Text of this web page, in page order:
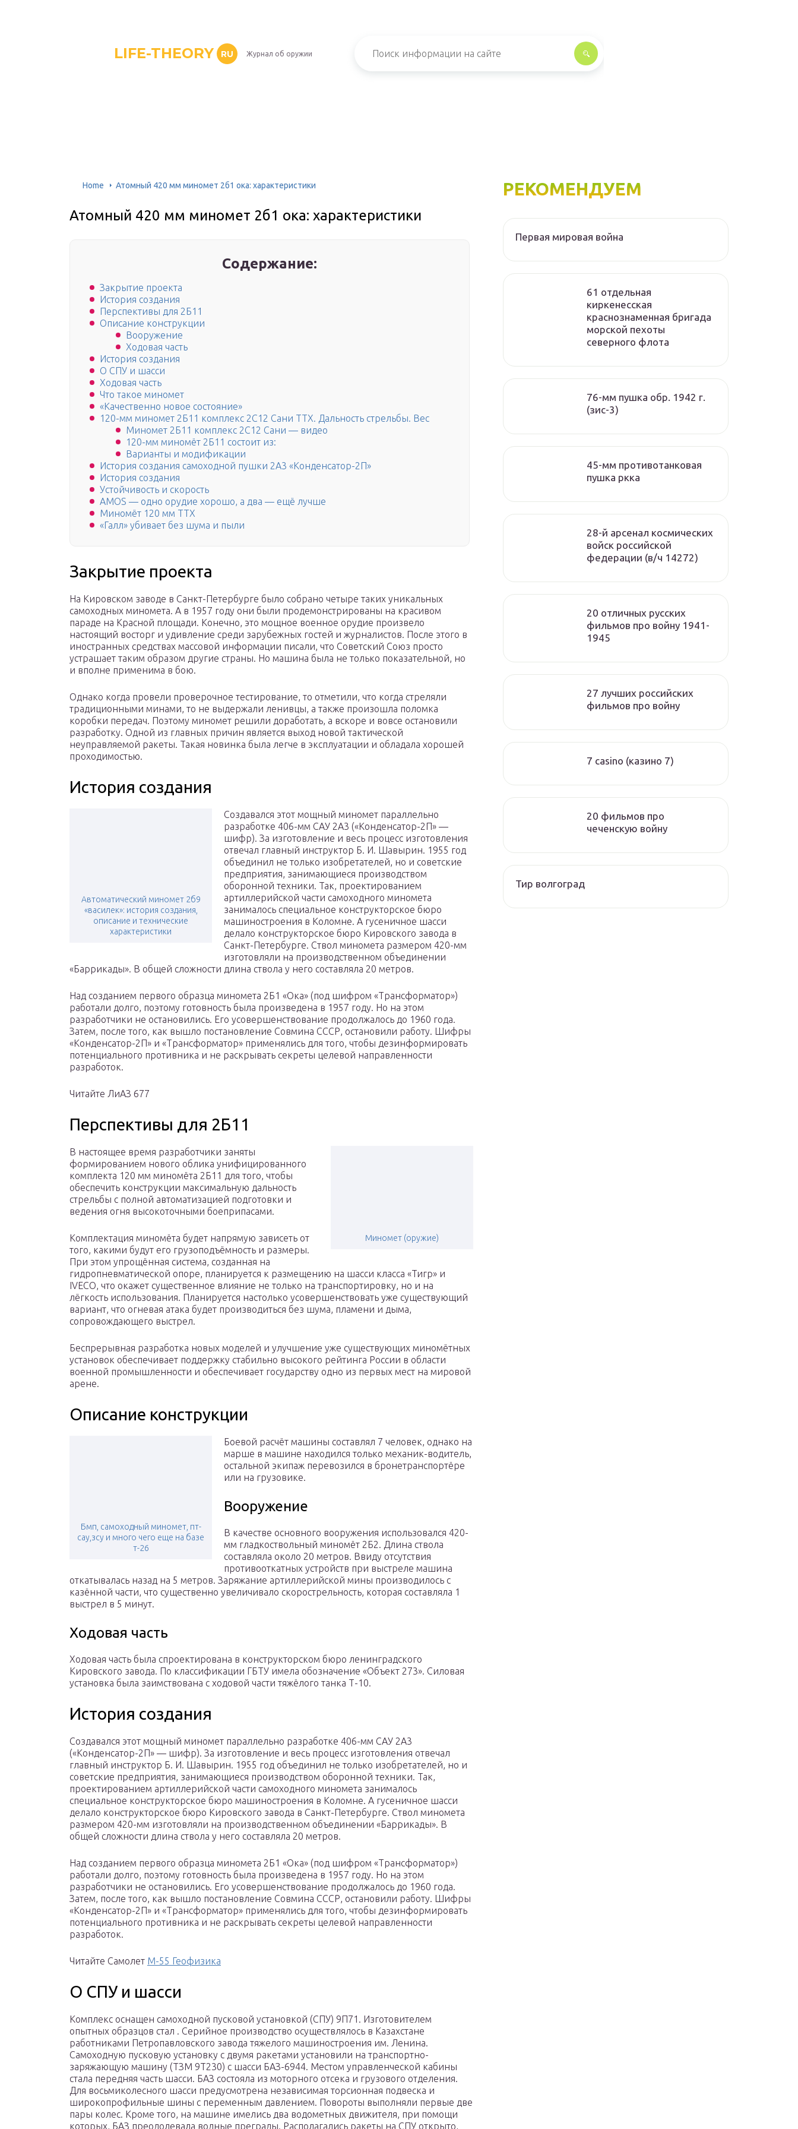
LIFE-THEORY RU Журнал об оружии
Home Атомный 420 мм миномет 2б1 ока: характеристики
Атомный 420 мм миномет 2б1 ока: характеристики
Содержание:
Закрытие проекта
История создания
Перспективы для 2Б11
Описание конструкции
Вооружение
Ходовая часть
История создания
О СПУ и шасси
Ходовая часть
Что такое миномет
«Качественно новое состояние»
120-мм миномет 2Б11 комплекс 2С12 Сани ТТХ. Дальность стрельбы. Вес
Миномет 2Б11 комплекс 2С12 Сани — видео
120-мм миномёт 2Б11 состоит из:
Варианты и модификации
История создания самоходной пушки 2А3 «Конденсатор-2П»
История создания
Устойчивость и скорость
AMOS — одно орудие хорошо, а два — ещё лучше
Миномёт 120 мм ТТХ
«Галл» убивает без шума и пыли
Закрытие проекта
На Кировском заводе в Санкт-Петербурге было собрано четыре таких уникальных
самоходных миномета. А в 1957 году они были продемонстрированы на красивом
параде на Красной площади. Конечно, это мощное военное орудие произвело
настоящий восторг и удивление среди зарубежных гостей и журналистов. После этого в
иностранных средствах массовой информации писали, что Советский Союз просто
устрашает таким образом другие страны. Но машина была не только показательной, но
и вполне применима в бою.
Однако когда провели проверочное тестирование, то отметили, что когда стреляли
традиционными минами, то не выдержали ленивцы, а также произошла поломка
коробки передач. Поэтому миномет решили доработать, а вскоре и вовсе остановили
разработку. Одной из главных причин является выход новой тактической
неуправляемой ракеты. Такая новинка была легче в эксплуатации и обладала хорошей
проходимостью.
История создания
Автоматический миномет 2б9
«василек»: история создания,
описание и технические
характеристики
Создавался этот мощный миномет параллельно
разработке 406-мм САУ 2А3 («Конденсатор-2П» —
шифр). За изготовление и весь процесс изготовления
отвечал главный инструктор Б. И. Шавырин. 1955 год
объединил не только изобретателей, но и советские
предприятия, занимающиеся производством
оборонной техники. Так, проектированием
артиллерийской части самоходного миномета
занималось специальное конструкторское бюро
машиностроения в Коломне. А гусеничное шасси
делало конструкторское бюро Кировского завода в
Санкт-Петербурге. Ствол миномета размером 420-мм
изготовляли на производственном объединении
«Баррикады». В общей сложности длина ствола у него составляла 20 метров.
Над созданием первого образца миномета 2Б1 «Ока» (под шифром «Трансформатор»)
работали долго, поэтому готовность была произведена в 1957 году. Но на этом
разработчики не остановились. Его усовершенствование продолжалось до 1960 года.
Затем, после того, как вышло постановление Совмина СССР, остановили работу. Шифры
«Конденсатор-2П» и «Трансформатор» применялись для того, чтобы дезинформировать
потенциального противника и не раскрывать секреты целевой направленности
разработок.
Читайте ЛиАЗ 677
Перспективы для 2Б11
Миномет (оружие)
В настоящее время разработчики заняты
формированием нового облика унифицированного
комплекта 120 мм миномёта 2Б11 для того, чтобы
обеспечить конструкции максимальную дальность
стрельбы с полной автоматизацией подготовки и
ведения огня высокоточными боеприпасами.
Комплектация миномёта будет напрямую зависеть от
того, какими будут его грузоподъёмность и размеры.
При этом упрощённая система, созданная на
гидропневматической опоре, планируется к размещению на шасси класса «Тигр» и
IVECO, что окажет существенное влияние не только на транспортировку, но и на
лёгкость использования. Планируется настолько усовершенствовать уже существующий
вариант, что огневая атака будет производиться без шума, пламени и дыма,
сопровождающего выстрел.
Беспрерывная разработка новых моделей и улучшение уже существующих миномётных
установок обеспечивает поддержку стабильно высокого рейтинга России в области
военной промышленности и обеспечивает государству одно из первых мест на мировой
арене.
Описание конструкции
Бмп, самоходный миномет, пт-
сау,зсу и много чего еще на базе
т-26
Боевой расчёт машины составлял 7 человек, однако на
марше в машине находился только механик-водитель,
остальной экипаж перевозился в бронетранспортёре
или на грузовике.
Вооружение
В качестве основного вооружения использовался 420-
мм гладкоствольный миномёт 2Б2. Длина ствола
составляла около 20 метров. Ввиду отсутствия
противооткатных устройств при выстреле машина
откатывалась назад на 5 метров. Заряжание артиллерийской мины производилось с
казённой части, что существенно увеличивало скорострельность, которая составляла 1
выстрел в 5 минут.
Ходовая часть
Ходовая часть была спроектирована в конструкторском бюро ленинградского
Кировского завода. По классификации ГБТУ имела обозначение «Объект 273». Силовая
установка была заимствована с ходовой части тяжёлого танка Т-10.
История создания
Создавался этот мощный миномет параллельно разработке 406-мм САУ 2А3
(«Конденсатор-2П» — шифр). За изготовление и весь процесс изготовления отвечал
главный инструктор Б. И. Шавырин. 1955 год объединил не только изобретателей, но и
советские предприятия, занимающиеся производством оборонной техники. Так,
проектированием артиллерийской части самоходного миномета занималось
специальное конструкторское бюро машиностроения в Коломне. А гусеничное шасси
делало конструкторское бюро Кировского завода в Санкт-Петербурге. Ствол миномета
размером 420-мм изготовляли на производственном объединении «Баррикады». В
общей сложности длина ствола у него составляла 20 метров.
Над созданием первого образца миномета 2Б1 «Ока» (под шифром «Трансформатор»)
работали долго, поэтому готовность была произведена в 1957 году. Но на этом
разработчики не остановились. Его усовершенствование продолжалось до 1960 года.
Затем, после того, как вышло постановление Совмина СССР, остановили работу. Шифры
«Конденсатор-2П» и «Трансформатор» применялись для того, чтобы дезинформировать
потенциального противника и не раскрывать секреты целевой направленности
разработок.
Читайте Самолет М-55 Геофизика
О СПУ и шасси
Комплекс оснащен самоходной пусковой установкой (СПУ) 9П71. Изготовителем
опытных образцов стал . Серийное производство осуществлялось в Казахстане
работниками Петропавловского завода тяжелого машиностроения им. Ленина.
Самоходную пусковую установку с двумя ракетами установили на транспортно-
заряжающую машину (ТЗМ 9Т230) с шасси БАЗ-6944. Местом управленческой кабины
стала передняя часть шасси. БАЗ состояла из моторного отсека и грузового отделения.
Для восьмиколесного шасси предусмотрена независимая торсионная подвеска и
широкопрофильные шины с переменным давлением. Повороты выполняли первые две
пары колес. Кроме того, на машине имелись два водометных движителя, при помощи
которых, БАЗ преодолевала водные преграды. Располагались ракеты на СПУ открыто,
РЕКОМЕНДУЕМ
Первая мировая война
61 отдельная
киркенесская
краснознаменная бригада
морской пехоты
cеверного флота
76-мм пушка обр. 1942 г.
(зис-3)
45-мм противотанковая
пушка ркка
28-й арсенал космических
войск российской
федерации (в/ч 14272)
20 отличных русских
фильмов про войну 1941-
1945
27 лучших российских
фильмов про войну
7 casino (казино 7)
20 фильмов про
чеченскую войну
Тир волгоград